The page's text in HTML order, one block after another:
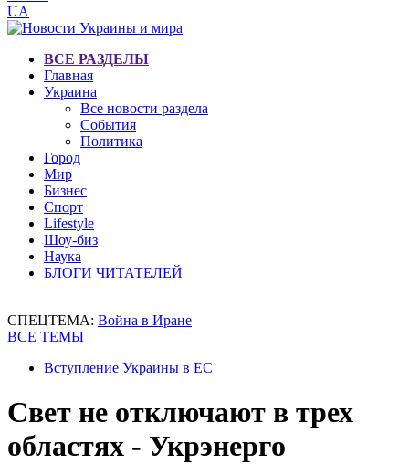
UA
ВСЕ РАЗДЕЛЫ
Главная
Украина
Все новости раздела
События
Политика
Город
Мир
Бизнес
Спорт
Lifestyle
Шоу-биз
Наука
БЛОГИ ЧИТАТЕЛЕЙ
СПЕЦТЕМА: Война в Иране
ВСЕ ТЕМЫ
Вступление Украины в ЕС
Свет не отключают в трех
областях - Укрэнерго